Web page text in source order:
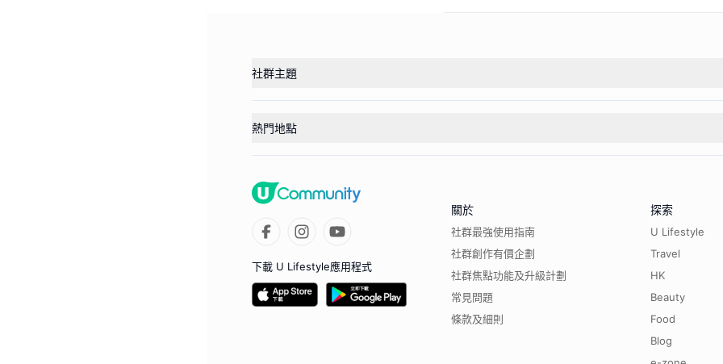
社群主題
熱門地點
下載 U Lifestyle應用程式
關於
社群最強使用指南
社群創作有價企劃
社群焦點功能及升級計劃
常見問題
條款及細則
探索
U Lifestyle
Travel
HK
Beauty
Food
Blog